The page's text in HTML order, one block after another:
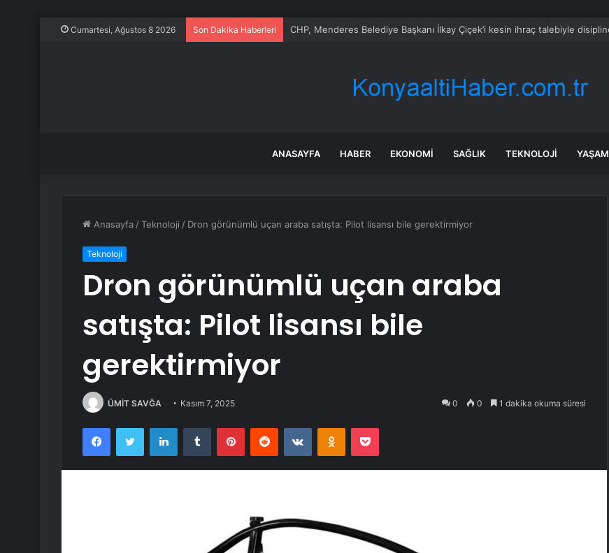
Cumartesi, Ağustos 8 2026 Son Dakika Haberleri İstanbul’da sır ölüm: 37 yaşındaki kadın savcının evinde ölü bulundu!
ANASAYFA HABER EKONOMI SAĞLIK TEKNOLOJI YAŞAM
Anasayfa /Teknoloji / Dron görünümlü uçan araba satışta: Pilot lisansı bile gerektirmiyor
Teknoloji
Dron görünümlü uçan araba
satışta: Pilot lisansı bile
gerektirmiyor
ÜMİT SAVĞA Kasım 7, 2025 0 0 1 dakika okuma süresi
FacebookTwitter LinkedInTumblr PinterestReddit VKontakteOdnoklassniki
Pocket